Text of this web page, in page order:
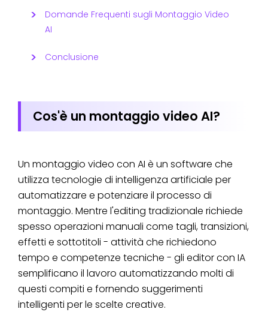
Domande Frequenti sugli Montaggio Video
AI
Conclusione
Cos'è un montaggio video AI?
Un montaggio video con AI è un software che
utilizza tecnologie di intelligenza artificiale per
automatizzare e potenziare il processo di
montaggio. Mentre l'editing tradizionale richiede
spesso operazioni manuali come tagli, transizioni,
effetti e sottotitoli - attività che richiedono
tempo e competenze tecniche - gli editor con IA
semplificano il lavoro automatizzando molti di
questi compiti e fornendo suggerimenti
intelligenti per le scelte creative.